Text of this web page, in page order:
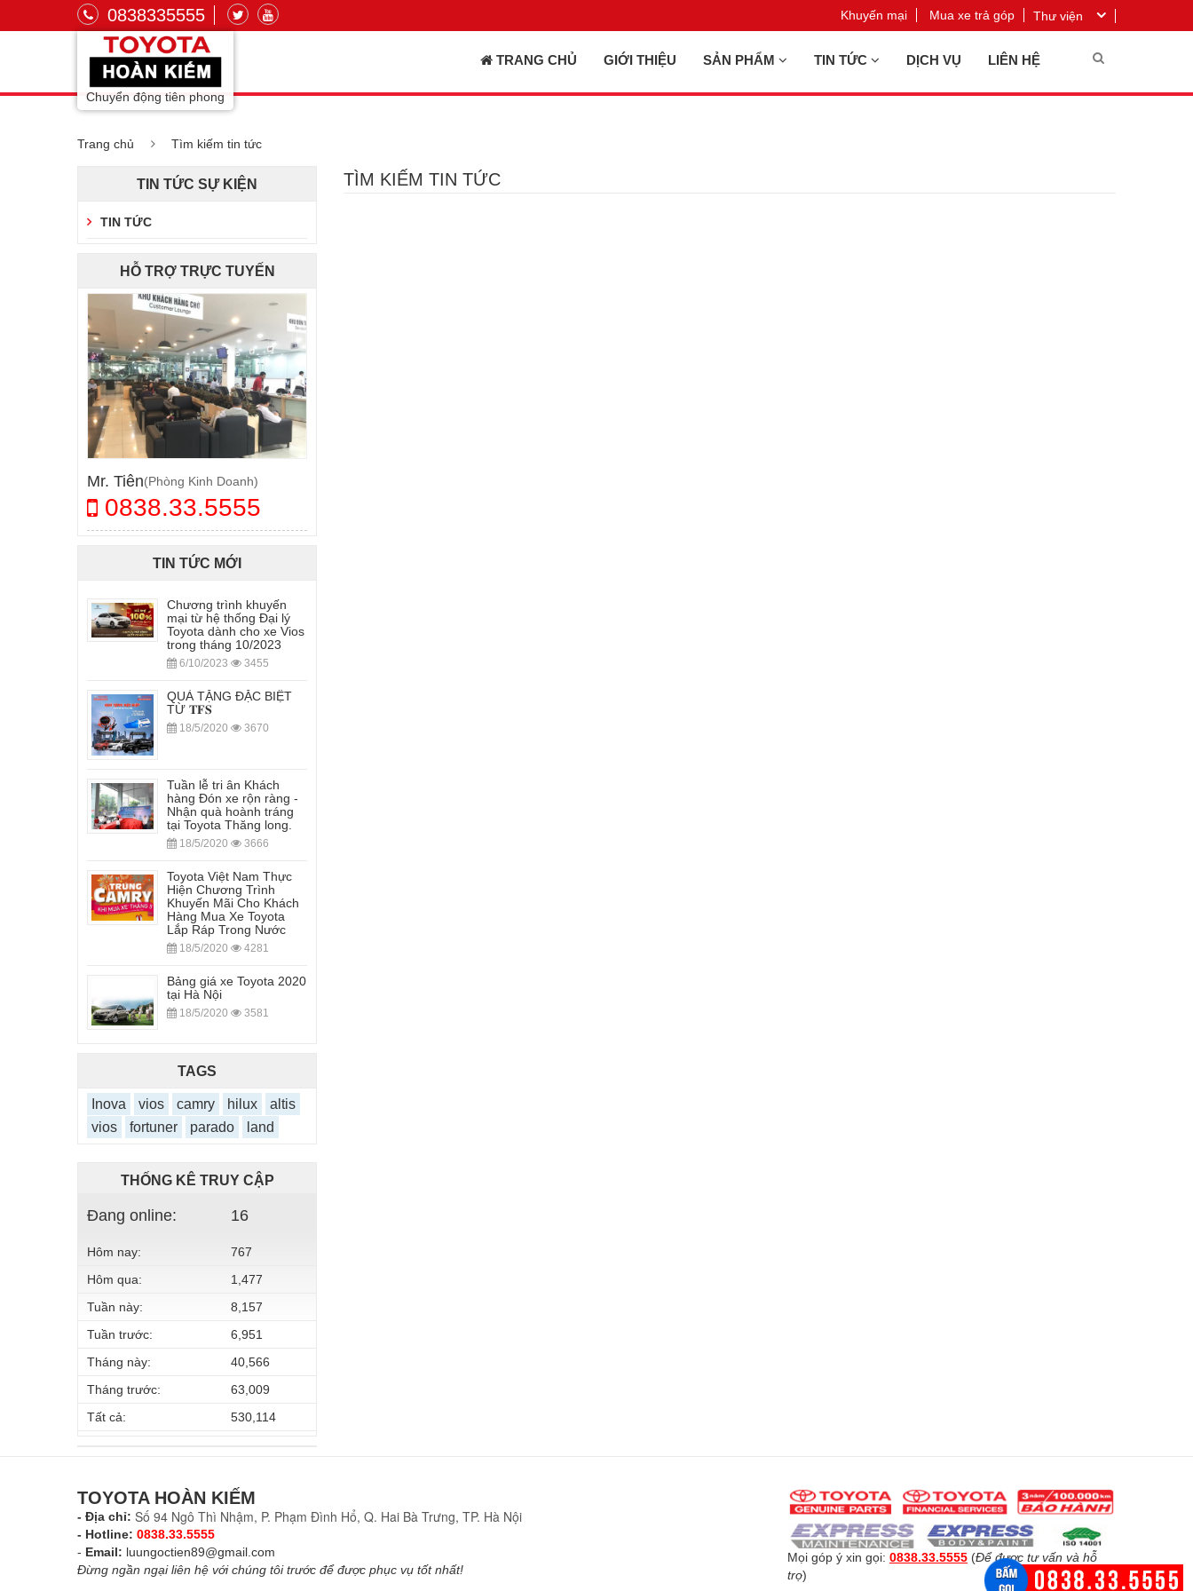
0838335555 Thư viện
Khuyến mại Mua xe trả góp
Chuyển động tiên phong
TRANG CHỦ GIỚI THIỆU SẢN PHẨM TIN TỨC DỊCH VỤ LIÊN HỆ
Trang chủ Tìm kiếm tin tức
TÌM KIẾM TIN TỨC
TIN TỨC SỰ KIỆN
TIN TỨC
HỖ TRỢ TRỰC TUYẾN
Mr. Tiên(Phòng Kinh Doanh)
0838.33.5555
TIN TỨC MỚI
Chương trình khuyến
mại từ hệ thống Đại lý
Toyota dành cho xe Vios
trong tháng 10/2023
6/10/2023 3455
QUÀ TẶNG ĐẶC BIỆT
TỪ 𝐓𝐅𝐒
18/5/2020 3670
Tuần lễ tri ân Khách
hàng Đón xe rộn ràng -
Nhận quà hoành tráng
tại Toyota Thăng long.
18/5/2020 3666
Toyota Việt Nam Thực
Hiện Chương Trình
Khuyến Mãi Cho Khách
Hàng Mua Xe Toyota
Lắp Ráp Trong Nước
18/5/2020 4281
Bảng giá xe Toyota 2020
tại Hà Nội
18/5/2020 3581
TAGS
Inova vios camry hilux
altis
vios
fortuner parado land
THỐNG KÊ TRUY CẬP
Đang online: 16
Hôm nay:
767
Hôm qua:
1,477
Tuần này:
8,157
Tuần trước:
6,951
Tháng này:
40,566
Tháng trước:
63,009
Tất cả:
530,114
TOYOTA HOÀN KIẾM
- Địa chỉ: Số 94 Ngô Thì Nhậm, P. Phạm Đình Hổ, Q. Hai Bà Trưng, TP. Hà Nội
- Hotline: 0838.33.5555
- Email: luungoctien89@gmail.com
Đừng ngần ngại liên hệ với chúng tôi trước để được phục vụ tốt nhất!
Mọi góp ý xin gọi: 0838.33.5555 (Để được tư vấn và hỗ
trợ)